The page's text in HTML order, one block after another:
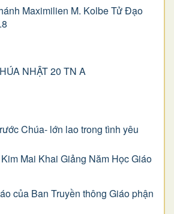
Maximilien M. Kolbe Tử Đạo
NHẬT 20 TN A
Chúa- lớn lao trong tình yêu
Mai Khai Giảng Năm Học Giáo
của Ban Truyền thông Giáo phận